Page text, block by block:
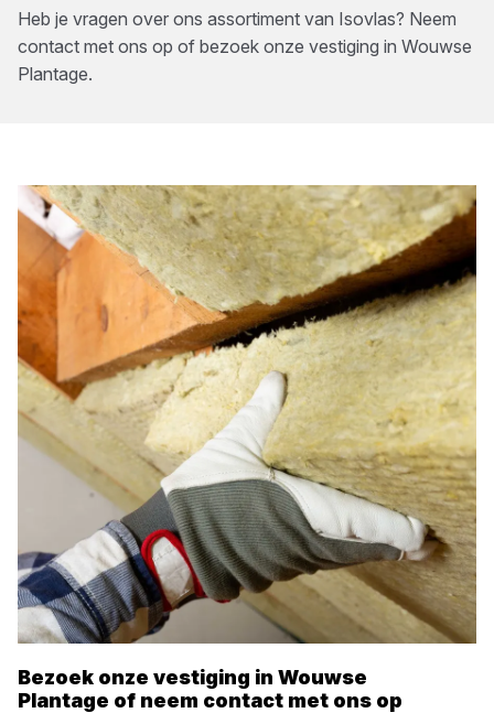
Heb je vragen over ons assortiment van Isovlas? Neem
contact met ons op of bezoek onze vestiging in Wouwse
Plantage.
Bezoek onze vestiging in Wouwse
Plantage of neem contact met ons op